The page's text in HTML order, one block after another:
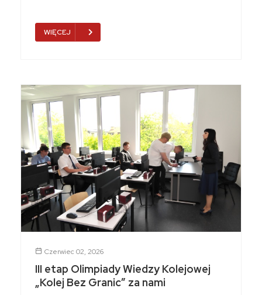
WIĘCEJ
Czerwiec 02, 2026
III etap Olimpiady Wiedzy Kolejowej
„Kolej Bez Granic” za nami